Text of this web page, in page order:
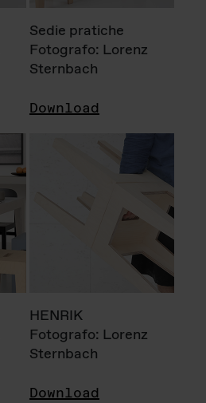
Sedie pratiche
Fotografo: Lorenz
Sternbach
Download
HENRIK
Fotografo: Lorenz
Sternbach
Download